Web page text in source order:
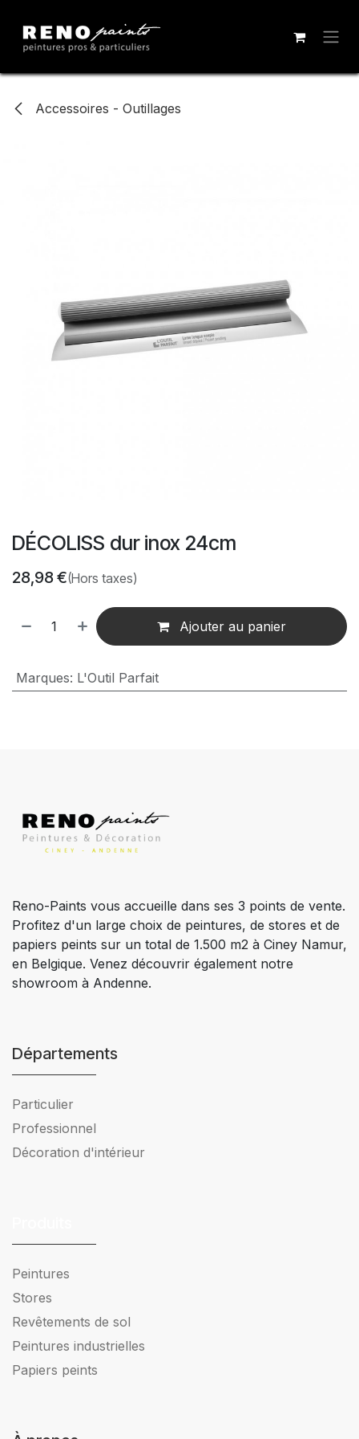
Accessoires - Outillages
DÉCOLISS dur inox 24cm
28,98€(Hors taxes)
Ajouter au panier
Marques: L'Outil Parfait
Reno-Paints vous accueille dans ses 3 points de vente.
Profitez d'un large choix de peintures, de stores et de
papiers peints sur un total de 1.500 m2 à Ciney Namur,
en Belgique. Venez découvrir également notre
showroom à Andenne.
Départements
Particulier
Professionnel
Décoration d'intérieur
Peintures
Stores
Revêtements de sol
Peintures industrielles
Papiers peints